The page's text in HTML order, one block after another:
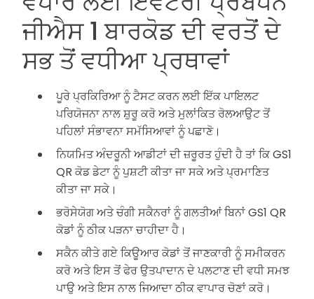
ਜੀਐਸ 1 ਬਾਰਕੋਡ ਦੀ ਵਰਤੋਂ ਦੇ
ਸਭ ਤੋਂ ਵਧੀਆ ਪ੍ਰਥਾਵਾਂ
ਪੂਰੇ ਪ੍ਰਕਿਰਿਆ ਨੂੰ ਟੈਸਟ ਕਰਨ ਲਈ ਇੱਕ ਪਾਇਲਟ
ਪਰਿਯੋਜਨਾ ਨਾਲ ਸ਼ੁਰੂ ਕਰੋ ਅਤੇ ਮੁਲਾਂਕਿਤ ਰੋਲਆਉਟ ਤੋਂ
ਪਹਿਲਾਂ ਸੰਭਾਵਨਾ ਸਮੱਸਿਆਵਾਂ ਨੂੰ ਪਛਾਣੋ।
ਨਿਯਮਿਤ ਅੰਦਰੂਨੀ ਆਡੀਟਾਂ ਦੀ ਜ਼ਰੂਰਤ ਹੁੰਦੀ ਹੈ ਤਾਂ ਕਿ GS1
QR ਕੋਡ ਡੇਟਾ ਨੂੰ ਪੁਸ਼ਟੀ ਕੀਤਾ ਜਾ ਸਕੇ ਅਤੇ ਪ੍ਰਮਾਣਿਤ
ਕੀਤਾ ਜਾ ਸਕੇ।
ਭਰੋਸੇਯੋਗ ਅਤੇ ਚੰਗੀ ਸਕੈਨਰਾਂ ਨੂੰ ਗਲਤੀਆਂ ਬਿਨਾਂ GS1 QR
ਕੋਡਾਂ ਨੂੰ ਠੀਕ ਪੜਨਾ ਚਾਹੀਦਾ ਹੈ।
ਸਕੈਨ ਕੀਤੇ ਗਏ ਕਿਊਆਰ ਕੋਡਾਂ ਤੋਂ ਜਾਣਕਾਰੀ ਨੂੰ ਸਮੀਕਰਨ
ਕਰੋ ਅਤੇ ਇਸ ਤੋਂ ਫੇਰ ਉਤਪਾਦਾਨ ਦੇ ਪਲਟਾਣ ਦੀ ਵਧੀ ਸਮਝ
ਪਾਉ ਅਤੇ ਇਸ ਨਾਲ ਜਿਆਦਾ ਠੀਕ ਵਾਪਾਰ ਚੋਣਾਂ ਕਰੋ।